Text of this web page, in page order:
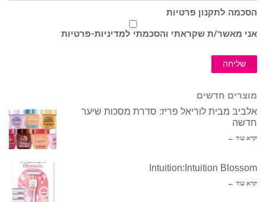
הסכמה לתקנון פרטיות
אני מאשר/ת שקראתי והסכמתי למדיניות-פרטיות
שליחה
מוצרים חדשים
אלביב מבית לוריאל פריז: סדרת מסכות שיער
חדשה
קרא עוד ←
Intuition:Intuition Blossom
קרא עוד ←